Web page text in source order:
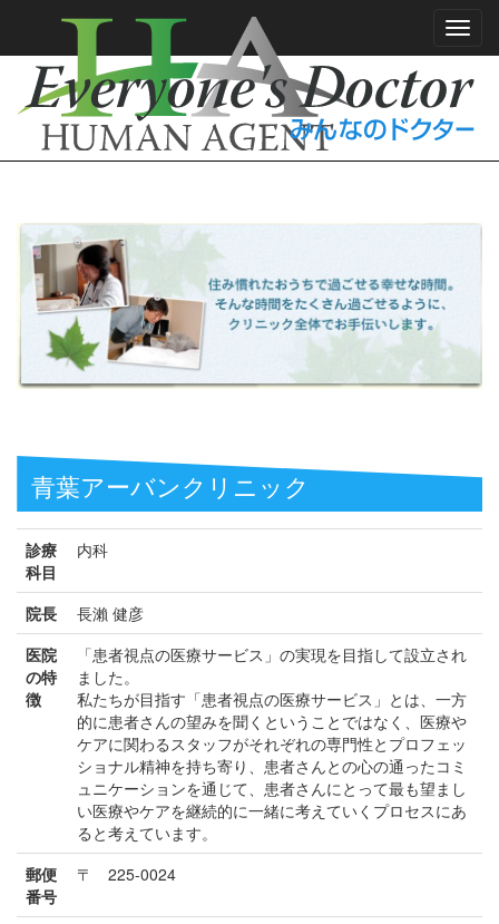
青葉アーバンクリニック
診療
科目
内科
院長
長瀨 健彦
医院
の特
徴
「患者視点の医療サービス」の実現を目指して設立され
ました。
私たちが目指す「患者視点の医療サービス」とは、一方
的に患者さんの望みを聞くということではなく、医療や
ケアに関わるスタッフがそれぞれの専門性とプロフェッ
ショナル精神を持ち寄り、患者さんとの心の通ったコミ
ュニケーションを通じて、患者さんにとって最も望まし
い医療やケアを継続的に一緒に考えていくプロセスにあ
ると考えています。
郵便
番号
〒 225-0024